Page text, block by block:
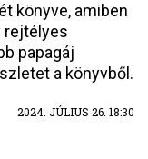
könyve, amiben
rejtélyes
papagáj
a könyvből.
2024. JÚLIUS 26. 18:30